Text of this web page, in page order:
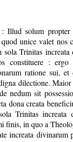
Illud solum
unice valet nos
Trinitas increata
constituere : ergo
ratione sui,
dilectione.
nedum sit
dona creata
Trinitas increata
finis, in quo a
increata divinarum